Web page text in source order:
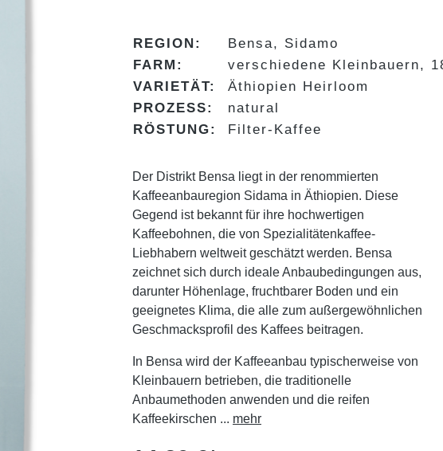
REGION:
Bensa, Sidamo
FARM:
verschiedene Kleinbauern,
VARIETÄT:
Äthiopien Heirloom
PROZESS:
natural
RÖSTUNG:
Filter-Kaffee
Der Distrikt Bensa liegt in der renommierten
Kaffeeanbauregion Sidama in Äthiopien. Diese
Gegend ist bekannt für ihre hochwertigen
Kaffeebohnen, die von Spezialitätenkaffee-
Liebhabern weltweit geschätzt werden. Bensa
zeichnet sich durch ideale Anbaubedingungen aus,
darunter Höhenlage, fruchtbarer Boden und ein
geeignetes Klima, die alle zum außergewöhnlichen
Geschmacksprofil des Kaffees beitragen.
In Bensa wird der Kaffeeanbau typischerweise von
Kleinbauern betrieben, die traditionelle
Anbaumethoden anwenden und die reifen
Kaffeekirschen ... mehr